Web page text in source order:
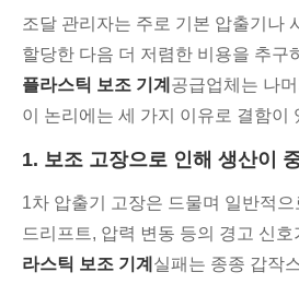
조달 관리자는 주로 기본 압출기나
할당한 다음 더 저렴한 비용을 추구
플라스틱 보조 기계 공급업체는 나
이 논리에는 세 가지 이유로 결함이
1. 보조 고장으로 인해 생산이
1차 압출기 고장은 드물며 일반적
드리프트, 압력 변동 등의 경고 신호
라스틱 보조 기계 실패는 종종 갑작